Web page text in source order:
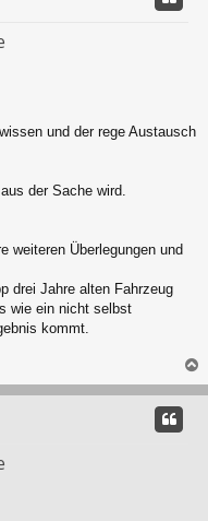
und der rege Austausch
der Sache wird.
weiteren Überlegungen und
drei Jahre alten Fahrzeug
wie ein nicht selbst
kommt.
a
c